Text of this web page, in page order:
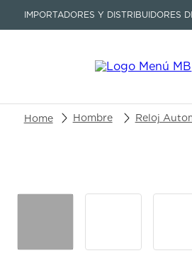
IMPORTADORES Y DISTRIBUIDORES
Buscar un producto o artículo
Hombre Reloj
4.